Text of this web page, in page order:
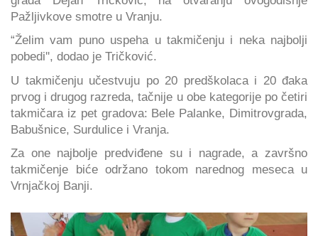
Pažljivkove smotre u Vranju.
“Želim vam puno uspeha u takmičenju i neka najbolji
pobedi'', dodao je Tričković.
U takmičenju učestvuju po 20 predškolaca i 20 đaka
prvog i drugog razreda, tačnije u obe kategorije po četiri
takmičara iz pet gradova: Bele Palanke, Dimitrovgrada,
Babušnice, Surdulice i Vranja.
Za one najbolje predviđene su i nagrade, a završno
takmičenje biće održano tokom narednog meseca u
Vrnjačkoj Banji.